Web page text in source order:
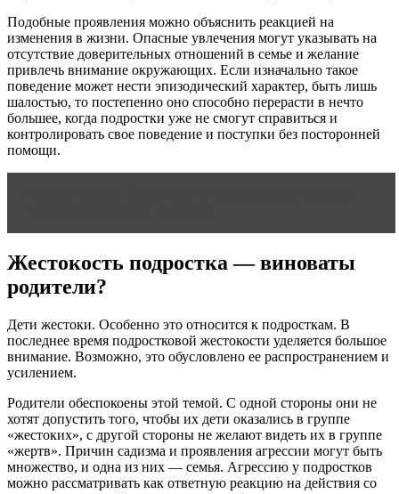
Подобные проявления можно объяснить реакцией на
изменения в жизни. Опасные увлечения могут указывать на
отсутствие доверительных отношений в семье и желание
привлечь внимание окружающих. Если изначально такое
поведение может нести эпизодический характер, быть лишь
шалостью, то постепенно оно способно перерасти в нечто
большее, когда подростки уже не смогут справиться и
контролировать свое поведение и поступки без посторонней
помощи.
Жестокость подростка — виноваты
родители?
Дети жестоки. Особенно это относится к подросткам. В
последнее время подростковой жестокости уделяется большое
внимание. Возможно, это обусловлено ее распространением и
усилением.
Родители обеспокоены этой темой. С одной стороны они не
хотят допустить того, чтобы их дети оказались в группе
«жестоких», с другой стороны не желают видеть их в группе
«жертв». Причин садизма и проявления агрессии могут быть
множество, и одна из них — семья. Агрессию у подростков
можно рассматривать как ответную реакцию на действия со